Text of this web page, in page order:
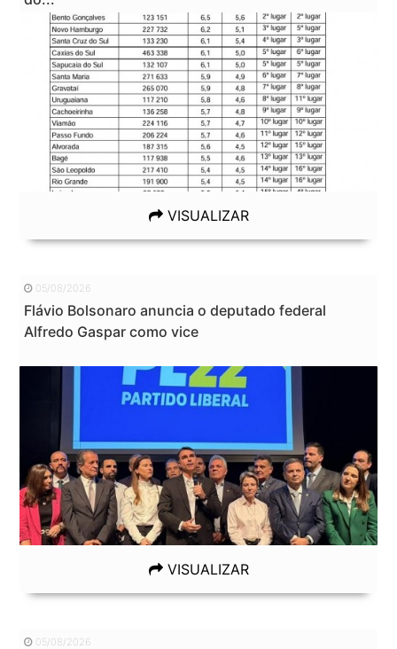
VISUALIZAR
05/08/2026
Flávio Bolsonaro anuncia o deputado federal
Alfredo Gaspar como vice
VISUALIZAR
05/08/2026